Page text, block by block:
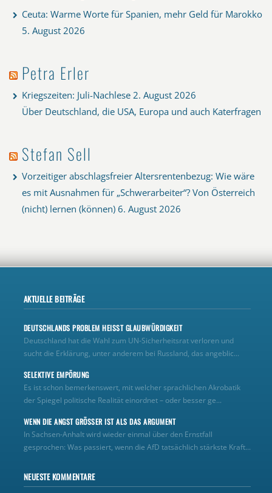
Ceuta: Warme Worte für Spanien, mehr Geld für Marokko
5. August 2026
Petra Erler
Kriegszeiten: Juli-Nachlese 2. August 2026
Über Deutschland, die USA, Europa und auch Katerfragen
Stefan Sell
Vorzeitiger abschlagsfreier Altersrentenbezug: Wie wäre
es mit Ausnahmen für „Schwerarbeiter“? Von Österreich
(nicht) lernen (können) 6. August 2026
AKTUELLE BEITRÄGE
DEUTSCHLANDS PROBLEM HEISST GLAUBWÜRDIGKEIT
Deutschland hat die Wahl zum UN‑Sicherheitsrat verloren und
sucht die Erklärung, unter anderem bei Russland, das angeblic...
SELEKTIVE EMPÖRUNG
Es ist schon bemerkenswert, mit welcher sprachlichen Akrobatik
der Spiegel politische Realität einordnet – oder besser ge...
WENN DIE ANGST GRÖSSER IST ALS DAS ARGUMENT
In Sachsen-Anhalt wird wieder einmal über den Ernstfall
gesprochen: Was passiert, wenn die AfD tatsächlich stärkste Kraft...
NEUESTE KOMMENTARE